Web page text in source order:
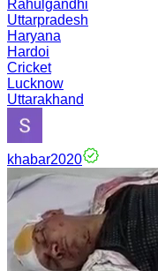
Rahulgandhi
Uttarpradesh
Haryana
Hardoi
Cricket
Lucknow
Uttarakhand
khabar2020